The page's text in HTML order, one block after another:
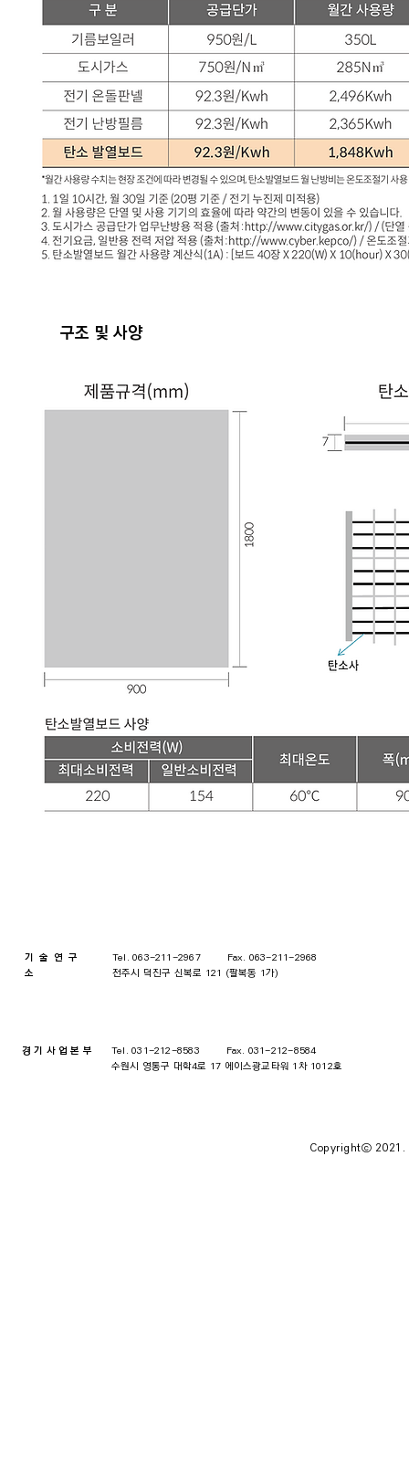
구조 및 사양
기술연구
소
Tel. 063-211-2967 Fax. 063-211-2968
전주시 덕진구 신복로 121 (팔복동 1가)
경기사업본부
Tel. 031-212-8583 Fax. 031-212-8584
​수원시 영통구 대학4로 17 에이스광교타워 1차 1012호
Copyrightⓒ 2021.